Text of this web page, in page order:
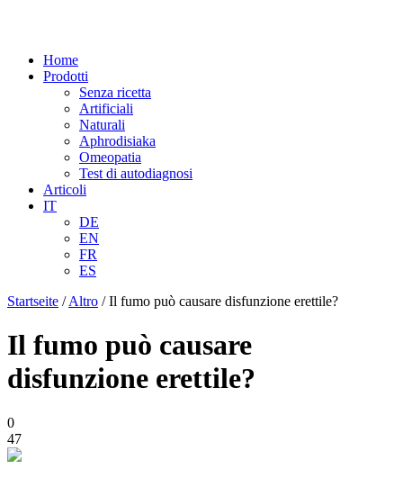
Home
Prodotti
Senza ricetta
Artificiali
Naturali
Aphrodisiaka
Omeopatia
Test di autodiagnosi
Articoli
IT
DE
EN
FR
ES
Startseite / Altro / Il fumo può causare disfunzione erettile?
Il fumo può causare
disfunzione erettile?
0
47